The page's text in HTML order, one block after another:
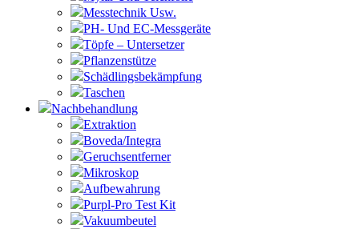
Messtechnik Usw.
PH- Und EC-Messgeräte
Töpfe – Untersetzer
Pflanzenstütze
Schädlingsbekämpfung
Taschen
Nachbehandlung
Extraktion
Boveda/Integra
Geruchsentferner
Mikroskop
Aufbewahrung
Purpl-Pro Test Kit
Vakuumbeutel